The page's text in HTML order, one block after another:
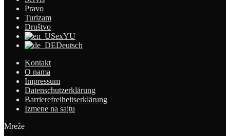
Pravo
Turizam
Društvo
exYU
Deutsch
Kontakt
O nama
Impressum
Datenschutzerklärung
Barrierefreiheitserklärung
Izmene na sajtu
Mreže